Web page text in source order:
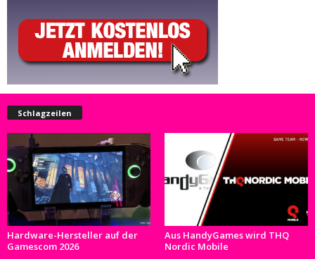
Schlagzeilen
Hardware-Hersteller auf der
Gamescom 2026
Aus HandyGames wird THQ
Nordic Mobile